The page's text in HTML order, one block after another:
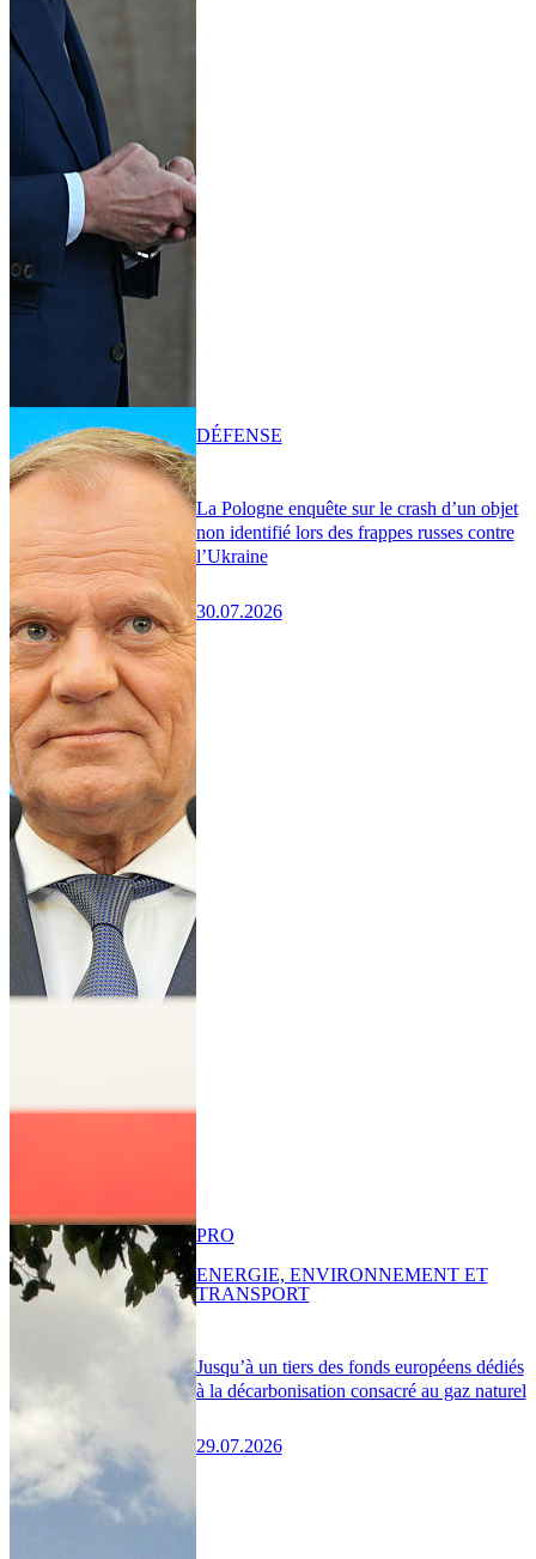
La Pologne enquête sur le crash d’un objet
non identifié lors des frappes russes contre
l’Ukraine
30.07.2026
DÉFENSE
Jusqu’à un tiers des fonds européens dédiés
à la décarbonisation consacré au gaz naturel
29.07.2026
PRO
ENERGIE, ENVIRONNEMENT ET
TRANSPORT